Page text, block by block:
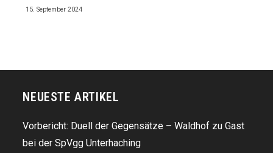
15. September 2024
NEUESTE ARTIKEL
Vorbericht: Duell der Gegensätze – Waldhof zu Gast
bei der SpVgg Unterhaching